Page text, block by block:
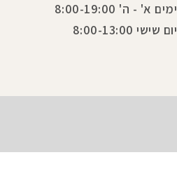
ימים א' - ה' 8:00-19:00
יום שישי 8:00-13:00